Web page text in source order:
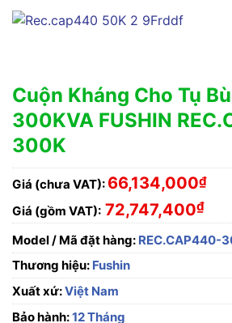
Cuộn Kháng Cho Tụ
300KVA FUSHIN
300K
Giá (chưa VAT): 66,134,000₫
Giá (gồm VAT): 72,747,400₫
Model / Mã đặt hàng: REC.CAP440-
Thương hiệu: Fushin
Xuất xứ:Việt Nam
Bảo hành:12 Tháng